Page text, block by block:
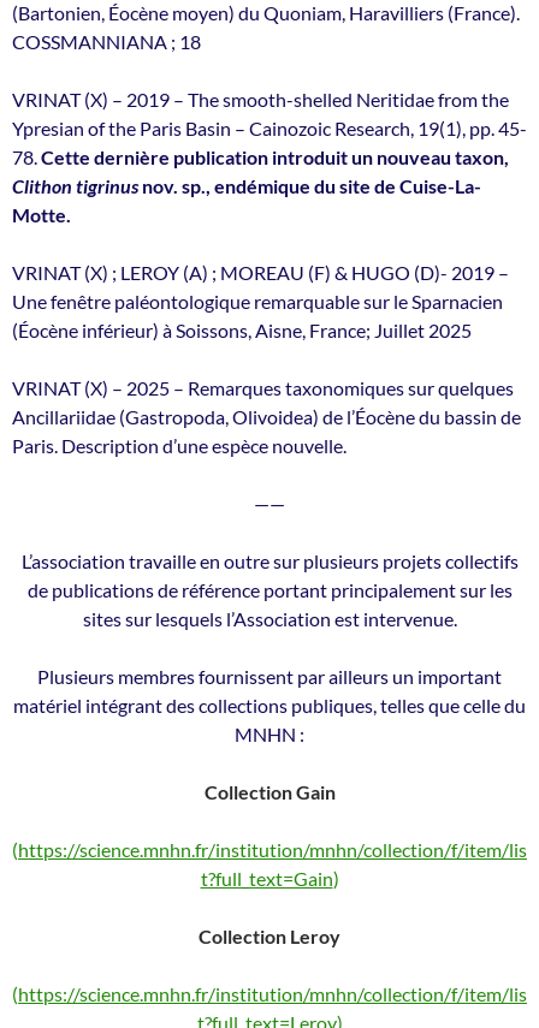
(Bartonien, Éocène moyen) du Quoniam, Haravilliers (France).
COSSMANNIANA ; 18
VRINAT (X) – 2019 – The smooth-shelled Neritidae from the
Ypresian of the Paris Basin – Cainozoic Research, 19(1), pp. 45-
78.Cette dernière publication introduit un nouveau taxon,
Clithon tigrinusnov. sp., endémique du site de Cuise-La-
Motte.
VRINAT (X) ; LEROY (A) ; MOREAU (F) & HUGO (D)- 2019 –
Une fenêtre paléontologique remarquable sur le Sparnacien
(Éocène inférieur) à Soissons, Aisne, France; Juillet 2025
VRINAT (X) – 2025 – Remarques taxonomiques sur quelques
Ancillariidae (Gastropoda, Olivoidea) de l’Éocène du bassin de
Paris. Description d’une espèce nouvelle.
——
L’association travaille en outre sur plusieurs projets collectifs
de publications de référence portant principalement sur les
sites sur lesquels l’Association est intervenue.
Plusieurs membres fournissent par ailleurs un important
matériel intégrant des collections publiques, telles que celle du
MNHN :
Collection Gain
(https://science.mnhn.fr/institution/mnhn/collection/f/item/lis
t?full_text=Gain)
Collection Leroy
(https://science.mnhn.fr/institution/mnhn/collection/f/item/lis
t?full_text=Leroy)